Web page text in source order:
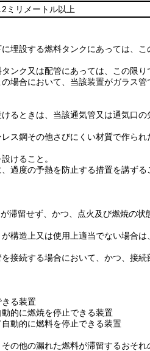
ミリメートル以上
埋設する燃料タンクにあっては、こ
ンク又は配管にあっては、この限り
の場合において、当該装置がガラス管
るときは、当該通気管又は通気口の
ス鋼その他さびにくい材質で作られ
けること。
過度の予熱を防止する措置を講ずる
滞留せず、かつ、点火及び燃焼の状
構造上又は使用上適当でない場合は
接続する場合において、かつ、接続
る装置
的に燃焼を停止できる装置
動的に燃料を停止できる装置
の他の漏れた燃料が滞留するおそれ